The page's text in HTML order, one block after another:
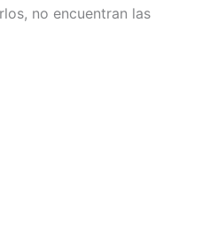
no encuentran las